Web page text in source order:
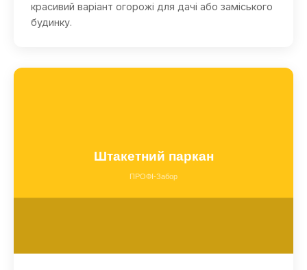
красивий варіант огорожі для дачі або заміського
будинку.